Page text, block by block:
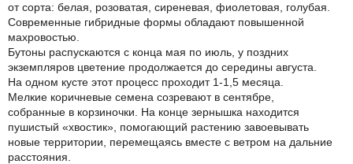
от сорта: белая, розоватая, сиреневая, фиолетовая, голубая.
Современные гибридные формы обладают повышенной
махровостью.
Бутоны распускаются с конца мая по июль, у поздних
экземпляров цветение продолжается до середины августа.
На одном кусте этот процесс проходит 1-1,5 месяца.
Мелкие коричневые семена созревают в сентябре,
собранные в корзиночки. На конце зернышка находится
пушистый «хвостик», помогающий растению завоевывать
новые территории, перемещаясь вместе с ветром на дальние
расстояния.